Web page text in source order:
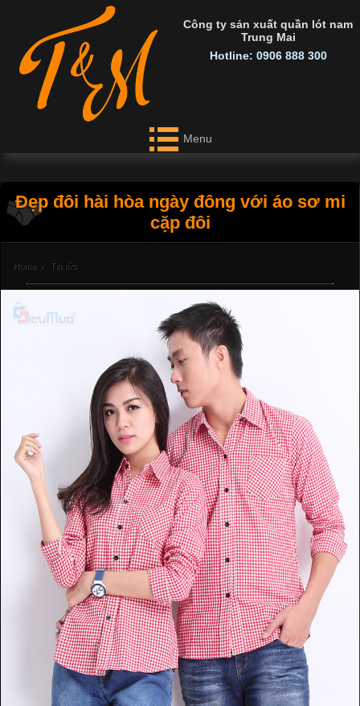
Công ty sản xuất quần lót nam
Trung Mai
Hotline: 0906 888 300
Menu
Đẹp đôi hài hòa ngày đông với áo sơ mi
cặp đôi
Home › Tin tức